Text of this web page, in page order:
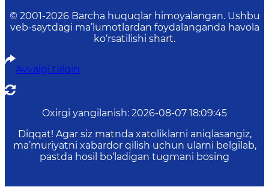
© 2001-2026 Barcha huquqlar himoyalangan. Ushbu
veb-saytdagi ma’lumotlardan foydalanganda havola
ko‘rsatilishi shart.
Avvalgi talqin
Oxirgi yangilanish: 2026-08-07 18:09:45
Diqqat! Agar siz matnda xatoliklarni aniqlasangiz,
ma’muriyatni xabardor qilish uchun ularni belgilab,
pastda hosil bo‘ladigan tugmani bosing